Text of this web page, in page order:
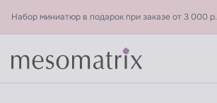
Набор миниатюр в подарок при заказе от 3 000 р.